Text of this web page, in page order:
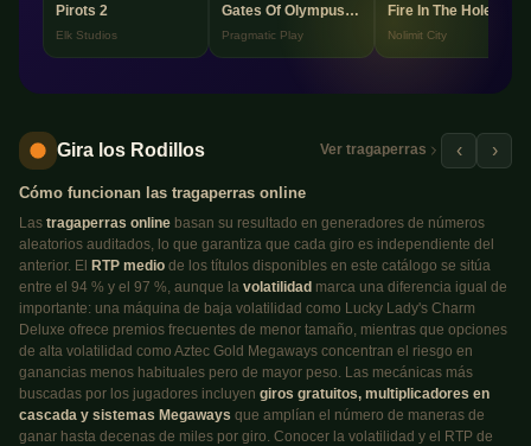
Pirots 2
Elk Studios
Gates Of Olympus Xmas 1000
Pragmatic Play
Fire In The Hole
Nolimit City
Gira los Rodillos Ver tragaperras ‹ ›
Cómo funcionan las tragaperras online
Las tragaperras online basan su resultado en generadores de números
aleatorios auditados, lo que garantiza que cada giro es independiente del
anterior. El RTP medio de los títulos disponibles en este catálogo se sitúa
entre el 94 % y el 97 %, aunque la volatilidad marca una diferencia igual de
importante: una máquina de baja volatilidad como Lucky Lady's Charm
Deluxe ofrece premios frecuentes de menor tamaño, mientras que opciones
de alta volatilidad como Aztec Gold Megaways concentran el riesgo en
ganancias menos habituales pero de mayor peso. Las mecánicas más
buscadas por los jugadores incluyen giros gratuitos, multiplicadores en
cascada y sistemas Megaways que amplían el número de maneras de
ganar hasta decenas de miles por giro. Conocer la volatilidad y el RTP de